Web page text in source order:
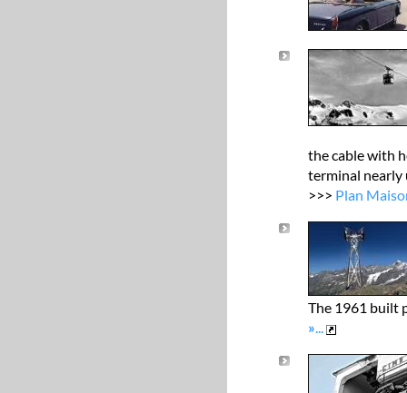
the cable with
terminal nearly
>>> Plan
The 1961 built
»...